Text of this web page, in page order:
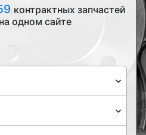
контрактных запчастей
одном сайте